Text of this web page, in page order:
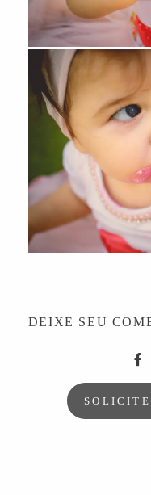
DEIXE SEU